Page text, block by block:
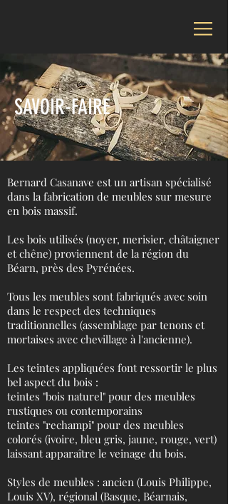
​Bernard Casanave est un artisan spécialisé
dans la fabrication de meubles sur mesure
en bois massif.
Les bois utilisés (noyer, merisier, châtaigner
et chêne) proviennent de la région du
Béarn, près des Pyrénées.
Tous les meubles sont fabriqués avec soin
dans le respect des techniques
traditionnelles (assemblage par tenons et
mortaises avec chevillage à l'ancienne).
Les teintes appliquées font ressortir le plus
bel aspect du bois :
teintes "bois naturel" pour des meubles
rustiques ou contemporains
teintes "rechampi" pour des meubles
colorés (ivoire, bleu gris, jaune, rouge, vert)
laissant apparaître le veinage du bois.
Styles de meubles : ancien (Louis Philippe,
Louis XV), régional (Basque, Béarnais,
SAVOIR-FAIRE